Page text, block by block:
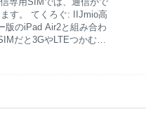
す。 てくろぐ: IIJmio高
版のiPad Air2と組み合わ
だと3GやLTEつかむの
ました。 iPadではSMS
です。 ところがLTEの
した。 LTEにまったくな